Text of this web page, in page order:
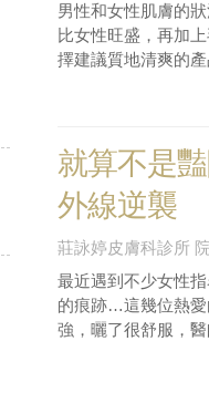
男性和女性肌膚的
比女性旺盛，再加
擇建議質地清爽的產
就算不是
外線逆襲
莊詠婷皮膚科診所
最近遇到不少女性
的痕跡…這幾位熱愛
強，曬了很舒服，